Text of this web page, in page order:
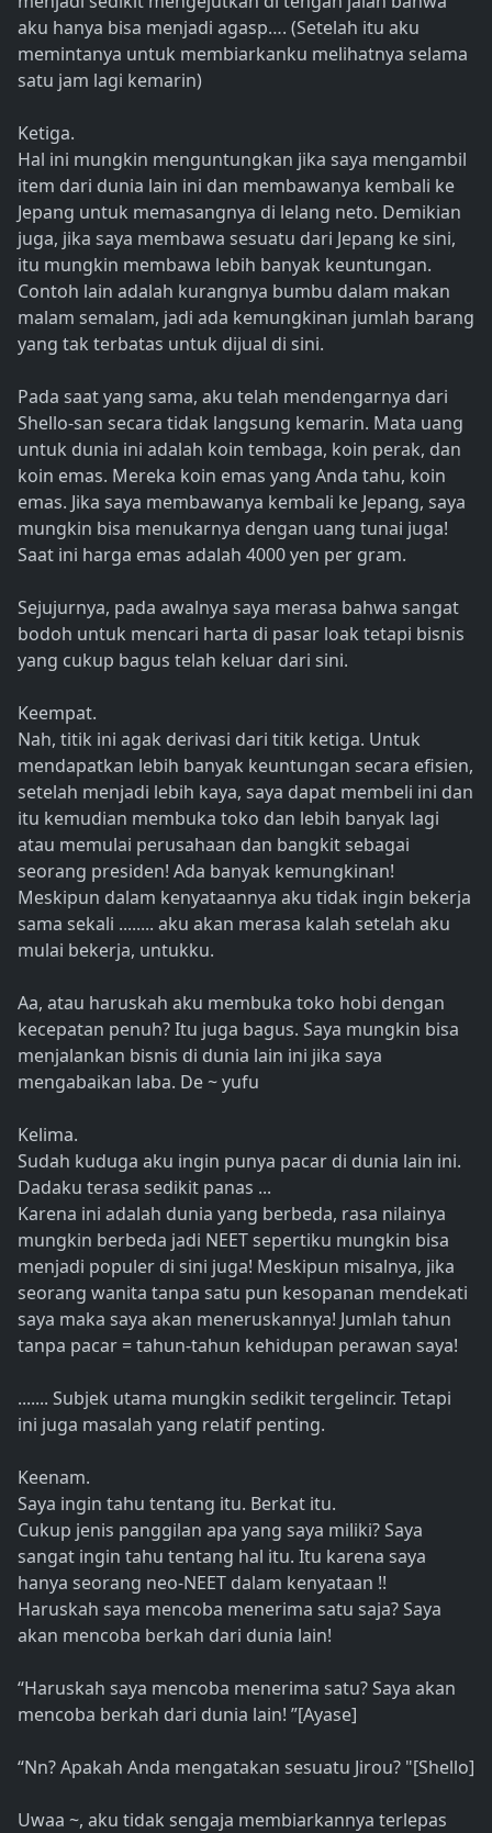
aku hanya bisa menjadi agasp…. (Setelah itu aku
memintanya untuk membiarkanku melihatnya selama
satu jam lagi kemarin)
Ketiga.
Hal ini mungkin menguntungkan jika saya mengambil
item dari dunia lain ini dan membawanya kembali ke
Jepang untuk memasangnya di lelang neto. Demikian
juga, jika saya membawa sesuatu dari Jepang ke sini,
itu mungkin membawa lebih banyak keuntungan.
Contoh lain adalah kurangnya bumbu dalam makan
malam semalam, jadi ada kemungkinan jumlah barang
yang tak terbatas untuk dijual di sini.
Pada saat yang sama, aku telah mendengarnya dari
Shello-san secara tidak langsung kemarin. Mata uang
untuk dunia ini adalah koin tembaga, koin perak, dan
koin emas. Mereka koin emas yang Anda tahu, koin
emas. Jika saya membawanya kembali ke Jepang, saya
mungkin bisa menukarnya dengan uang tunai juga!
Saat ini harga emas adalah 4000 yen per gram.
Sejujurnya, pada awalnya saya merasa bahwa sangat
bodoh untuk mencari harta di pasar loak tetapi bisnis
yang cukup bagus telah keluar dari sini.
Keempat.
Nah, titik ini agak derivasi dari titik ketiga. Untuk
mendapatkan lebih banyak keuntungan secara efisien,
setelah menjadi lebih kaya, saya dapat membeli ini dan
itu kemudian membuka toko dan lebih banyak lagi
atau memulai perusahaan dan bangkit sebagai
seorang presiden! Ada banyak kemungkinan!
Meskipun dalam kenyataannya aku tidak ingin bekerja
sama sekali ........ aku akan merasa kalah setelah aku
mulai bekerja, untukku.
Aa, atau haruskah aku membuka toko hobi dengan
kecepatan penuh? Itu juga bagus. Saya mungkin bisa
menjalankan bisnis di dunia lain ini jika saya
mengabaikan laba. De ~ yufu
Kelima.
Sudah kuduga aku ingin punya pacar di dunia lain ini.
Dadaku terasa sedikit panas ...
Karena ini adalah dunia yang berbeda, rasa nilainya
mungkin berbeda jadi NEET sepertiku mungkin bisa
menjadi populer di sini juga! Meskipun misalnya, jika
seorang wanita tanpa satu pun kesopanan mendekati
saya maka saya akan meneruskannya! Jumlah tahun
tanpa pacar = tahun-tahun kehidupan perawan saya!
....... Subjek utama mungkin sedikit tergelincir. Tetapi
ini juga masalah yang relatif penting.
Keenam.
Saya ingin tahu tentang itu. Berkat itu.
Cukup jenis panggilan apa yang saya miliki? Saya
sangat ingin tahu tentang hal itu. Itu karena saya
hanya seorang neo-NEET dalam kenyataan !!
Haruskah saya mencoba menerima satu saja? Saya
akan mencoba berkah dari dunia lain!
“Haruskah saya mencoba menerima satu? Saya akan
mencoba berkah dari dunia lain! ”[Ayase]
“Nn? Apakah Anda mengatakan sesuatu Jirou? "[Shello]
Uwaa ~, aku tidak sengaja membiarkannya terlepas